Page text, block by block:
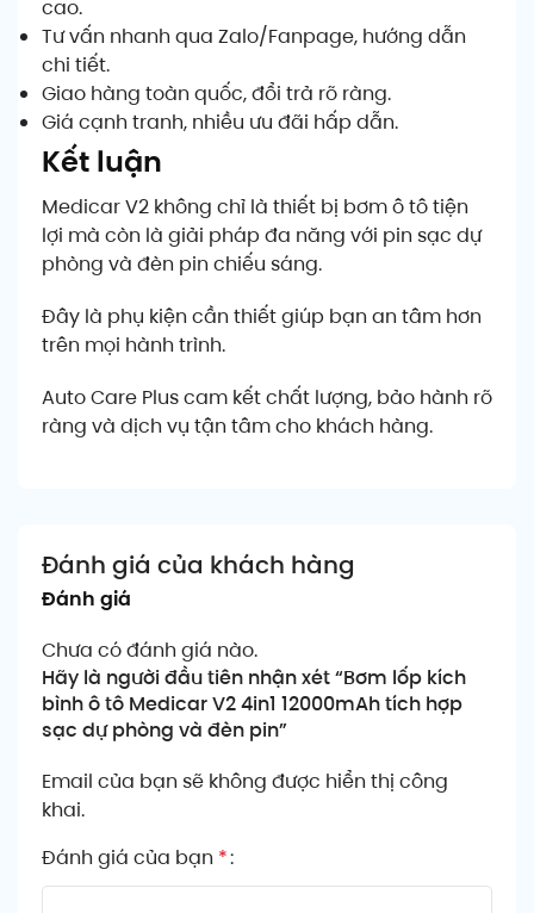
cao.
Tư vấn nhanh qua Zalo/Fanpage, hướng dẫn
chi tiết.
Giao hàng toàn quốc, đổi trả rõ ràng.
Giá cạnh tranh, nhiều ưu đãi hấp dẫn.
Kết luận
Medicar V2 không chỉ là thiết bị bơm ô tô tiện
lợi mà còn là giải pháp đa năng với pin sạc dự
phòng và đèn pin chiếu sáng.
Đây là phụ kiện cần thiết giúp bạn an tâm hơn
trên mọi hành trình.
Auto Care Plus cam kết chất lượng, bảo hành rõ
ràng và dịch vụ tận tâm cho khách hàng.
Đánh giá của khách hàng
Đánh giá
Chưa có đánh giá nào.
Hãy là người đầu tiên nhận xét “Bơm lốp kích
bình ô tô Medicar V2 4in1 12000mAh tích hợp
sạc dự phòng và đèn pin”
Email của bạn sẽ không được hiển thị công
khai.
Đánh giá của bạn *